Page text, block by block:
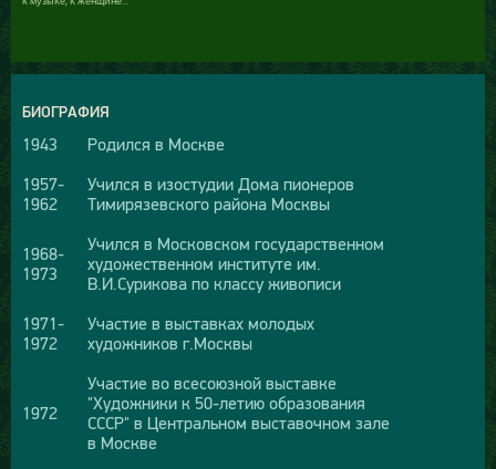
БИОГРАФИЯ
1943
Родился в Москве
1957-
1962
Учился в изостудии Дома пионеров
Тимирязевского района Москвы
1968-
1973
Учился в Московском государственном
художественном институте им.
В.И.Сурикова по классу живописи
1971-
1972
Участие в выставках молодых
художников г.Москвы
1972
Участие во всесоюзной выставке
"Художники к 50-летию образования
СССР" в Центральном выставочном зале
в Москве